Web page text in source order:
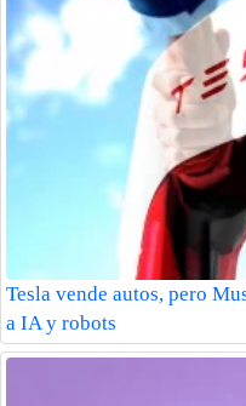
Tesla vende autos, pero
a IA y robots